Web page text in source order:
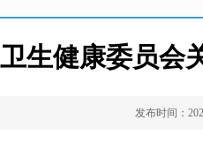
生健康委员会
发布时间：